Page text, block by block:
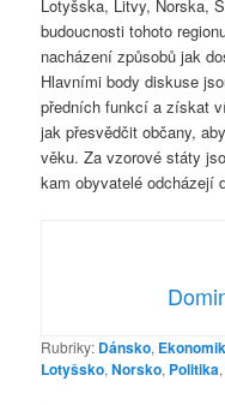
Lotyšska, Litvy, Norska,
budoucnosti tohoto
nacházení způsobů jak
Hlavními body diskuse
předních funkcí a získat
jak přesvědčit občany,
věku. Za vzorové státy
kam obyvatelé odcházejí
Rubriky: Dánsko,
Lotyšsko,Norsko, Politika